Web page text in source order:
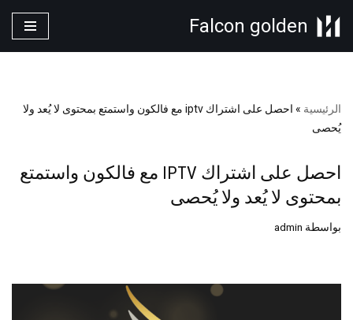
Falcon golden
الرئيسية »
احصل على اشتراك iptv مع فالكون واستمتع بمحتوى لا يُعد ولا
يُحصى
احصل على اشتراك IPTV مع فالكون واستمتع
بمحتوى لا يُعد ولا يُحصى
بواسطة admin